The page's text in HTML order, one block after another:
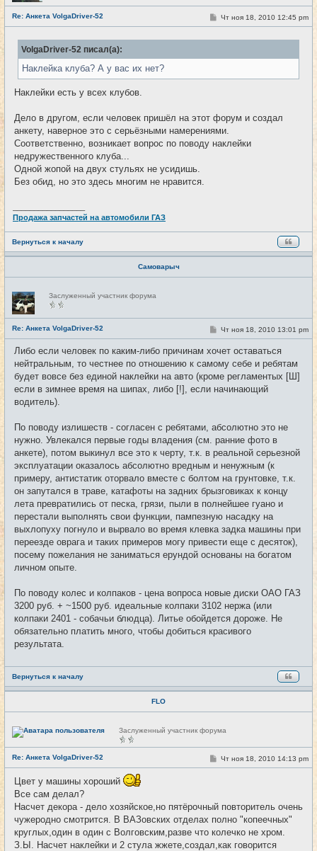
с
е
т
и
Re: Анкета VolgaDriver-52 #10
С
о
б
е
Чт ноя 18, 2010 12:45 pm
VolgaDriver-52 писал(а):
Наклейка клуба? А у вас их нет?
Наклейки есть у всех клубов.
Дело в другом, если человек пришёл на этот форум и создал
анкету, наверное это с серьёзными намерениями.
Соответственно, возникает вопрос по поводу наклейки
недружественного клуба...
Одной жопой на двух стульях не усидишь.
Без обид, но это здесь многим не нравится.
Продажа запчастей на автомобили ГАЗ
Вернуться к началу
Самоварыч
Н
е
в
с
е
т
и
Заслуженный участник форума
Re: Анкета VolgaDriver-52 #11
С
о
б
щ
н
и
Чт ноя 18, 2010 13:01 pm
Либо если человек по каким-либо причинам хочет оставаться
нейтральным, то честнее по отношению к самому себе и ребятам
будет вовсе без единой наклейки на авто (кроме регламентых [Ш]
если в зимнее время на шипах, либо [!], если начинающий
водитель).
По поводу излишеств - согласен с ребятами, абсолютно это не
нужно. Увлекался первые годы владения (см. ранние фото в
анкете), потом выкинул все это к черту, т.к. в реальной серьезной
эксплуатации оказалось абсолютно вредным и ненужным (к
примеру, антистатик оторвало вместе с болтом на грунтовке, т.к.
он запутался в траве, катафоты на задних брызговиках к концу
лета превратились от песка, грязи, пыли в полнейшее гуано и
перестали выполнять свои функции, пампезную насадку на
выхлопуху погнуло и вырвало во время клевка задка машины при
переезде оврага и таких примеров могу привести еще с десяток),
посему пожелания не заниматься ерундой основаны на богатом
личном опыте.
По поводу колес и колпаков - цена вопроса новые диски ОАО ГАЗ
3200 руб. + ~1500 руб. идеальные колпаки 3102 нержа (или
колпаки 2401 - собачьи блюдца). Литье обойдется дороже. Не
обязательно платить много, чтобы добиться красивого
результата.
Вернуться к началу
FLO
Н
е
е
т
и
Заслуженный участник форума
Re: Анкета VolgaDriver-52 #12
С
о
н
и
Чт ноя 18, 2010 14:13 pm
Цвет у машины хороший
Все сам делал?
Насчет декора - дело хозяйское,но пятёрочный повторитель очень
чужеродно смотрится. В ВАЗовских отделах полно "копеечных"
круглых,один в один с Волговским,разве что колечко не хром.
З.Ы. Насчет наклейки и 2 стула жжете,создал,как говорится